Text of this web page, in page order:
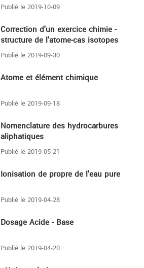
Publié le 2019-10-09
Correction d'un exercice chimie -
structure de l'atome-cas isotopes
Publié le 2019-09-30
Atome et élément chimique
Publié le 2019-09-18
Nomenclature des hydrocarbures
aliphatiques
Publié le 2019-05-21
Ionisation de propre de l'eau pure
Publié le 2019-04-28
Dosage Acide - Base
Publié le 2019-04-20